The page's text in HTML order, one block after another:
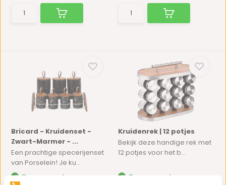
Bricard - Kruidenset -
Zwart-Marmer - ...
Een prachtige specerijenset
van Porselein! Je ku...
Op voorraad
Kruidenrek | 12 potjes
Bekijk deze handige rek met
12 potjes voor het b...
Op voorraad